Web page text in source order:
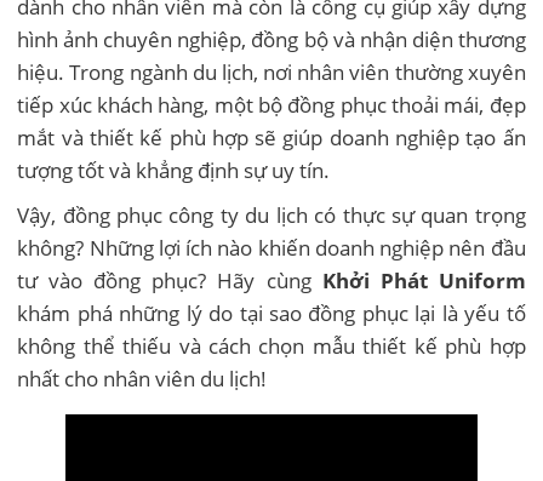
dành cho nhân viên mà còn là công cụ giúp xây dựng
hình ảnh chuyên nghiệp, đồng bộ và nhận diện thương
hiệu. Trong ngành du lịch, nơi nhân viên thường xuyên
tiếp xúc khách hàng, một bộ đồng phục thoải mái, đẹp
mắt và thiết kế phù hợp sẽ giúp doanh nghiệp tạo ấn
tượng tốt và khẳng định sự uy tín.
Vậy, đồng phục công ty du lịch có thực sự quan trọng
không? Những lợi ích nào khiến doanh nghiệp nên đầu
tư vào đồng phục? Hãy cùng Khởi Phát Uniform
khám phá những lý do tại sao đồng phục lại là yếu tố
không thể thiếu và cách chọn mẫu thiết kế phù hợp
nhất cho nhân viên du lịch!